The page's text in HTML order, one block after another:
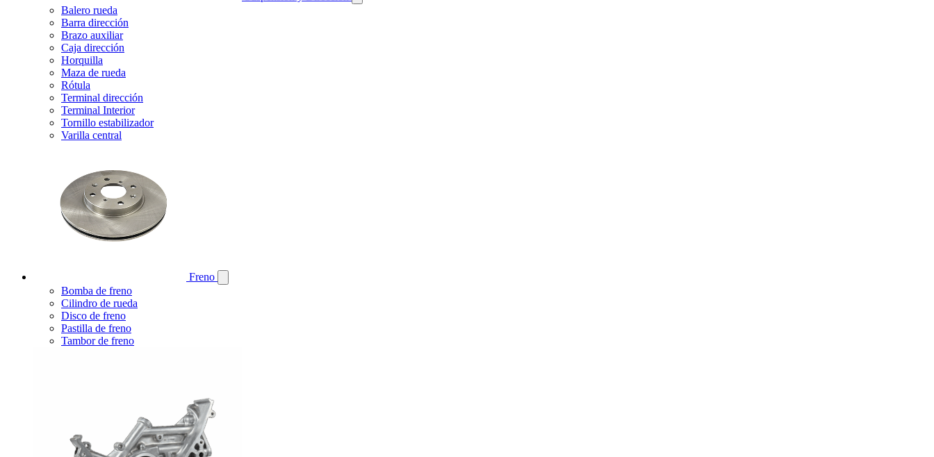
Balero rueda
Barra dirección
Brazo auxiliar
Caja dirección
Horquilla
Maza de rueda
Rótula
Terminal dirección
Terminal Interior
Tornillo estabilizador
Varilla central
Freno
Bomba de freno
Cilindro de rueda
Disco de freno
Pastilla de freno
Tambor de freno